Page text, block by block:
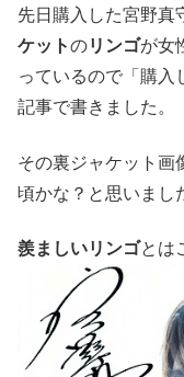
先日購入した宮野真
ケットのリンゴが女
っているので「購入
記事で書きました。
その裏ジャケット画
頃かな？と思いまし
羨ましいリンゴとは